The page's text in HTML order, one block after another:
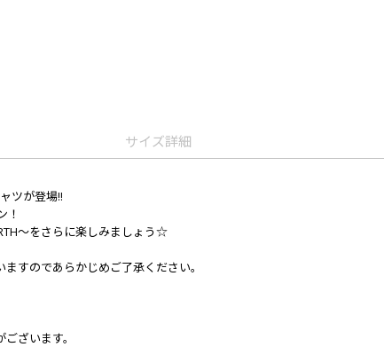
サイズ詳細
ツが登場!!
！
～をさらに楽しみましょう☆
すのであらかじめご了承ください。
ざいます。